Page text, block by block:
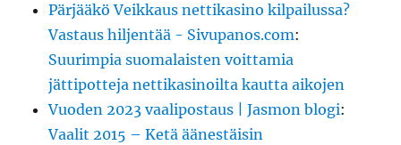
Pärjääkö Veikkaus nettikasino kilpailussa?
Vastaus hiljentää - Sivupanos.com:
Suurimpia suomalaisten voittamia
jättipotteja nettikasinoilta kautta aikojen
Vuoden 2023 vaalipostaus | Jasmon blogi:
Vaalit 2015 – Ketä äänestäisin